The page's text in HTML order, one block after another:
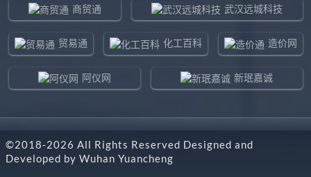
商贸通 武汉远城科技
贸易通 化工百科 造价网
阿仪网 新珉嘉诚
东北制造网 药智通
©2018-2026 All Rights Reserved Designed and
Developed by Wuhan Yuancheng